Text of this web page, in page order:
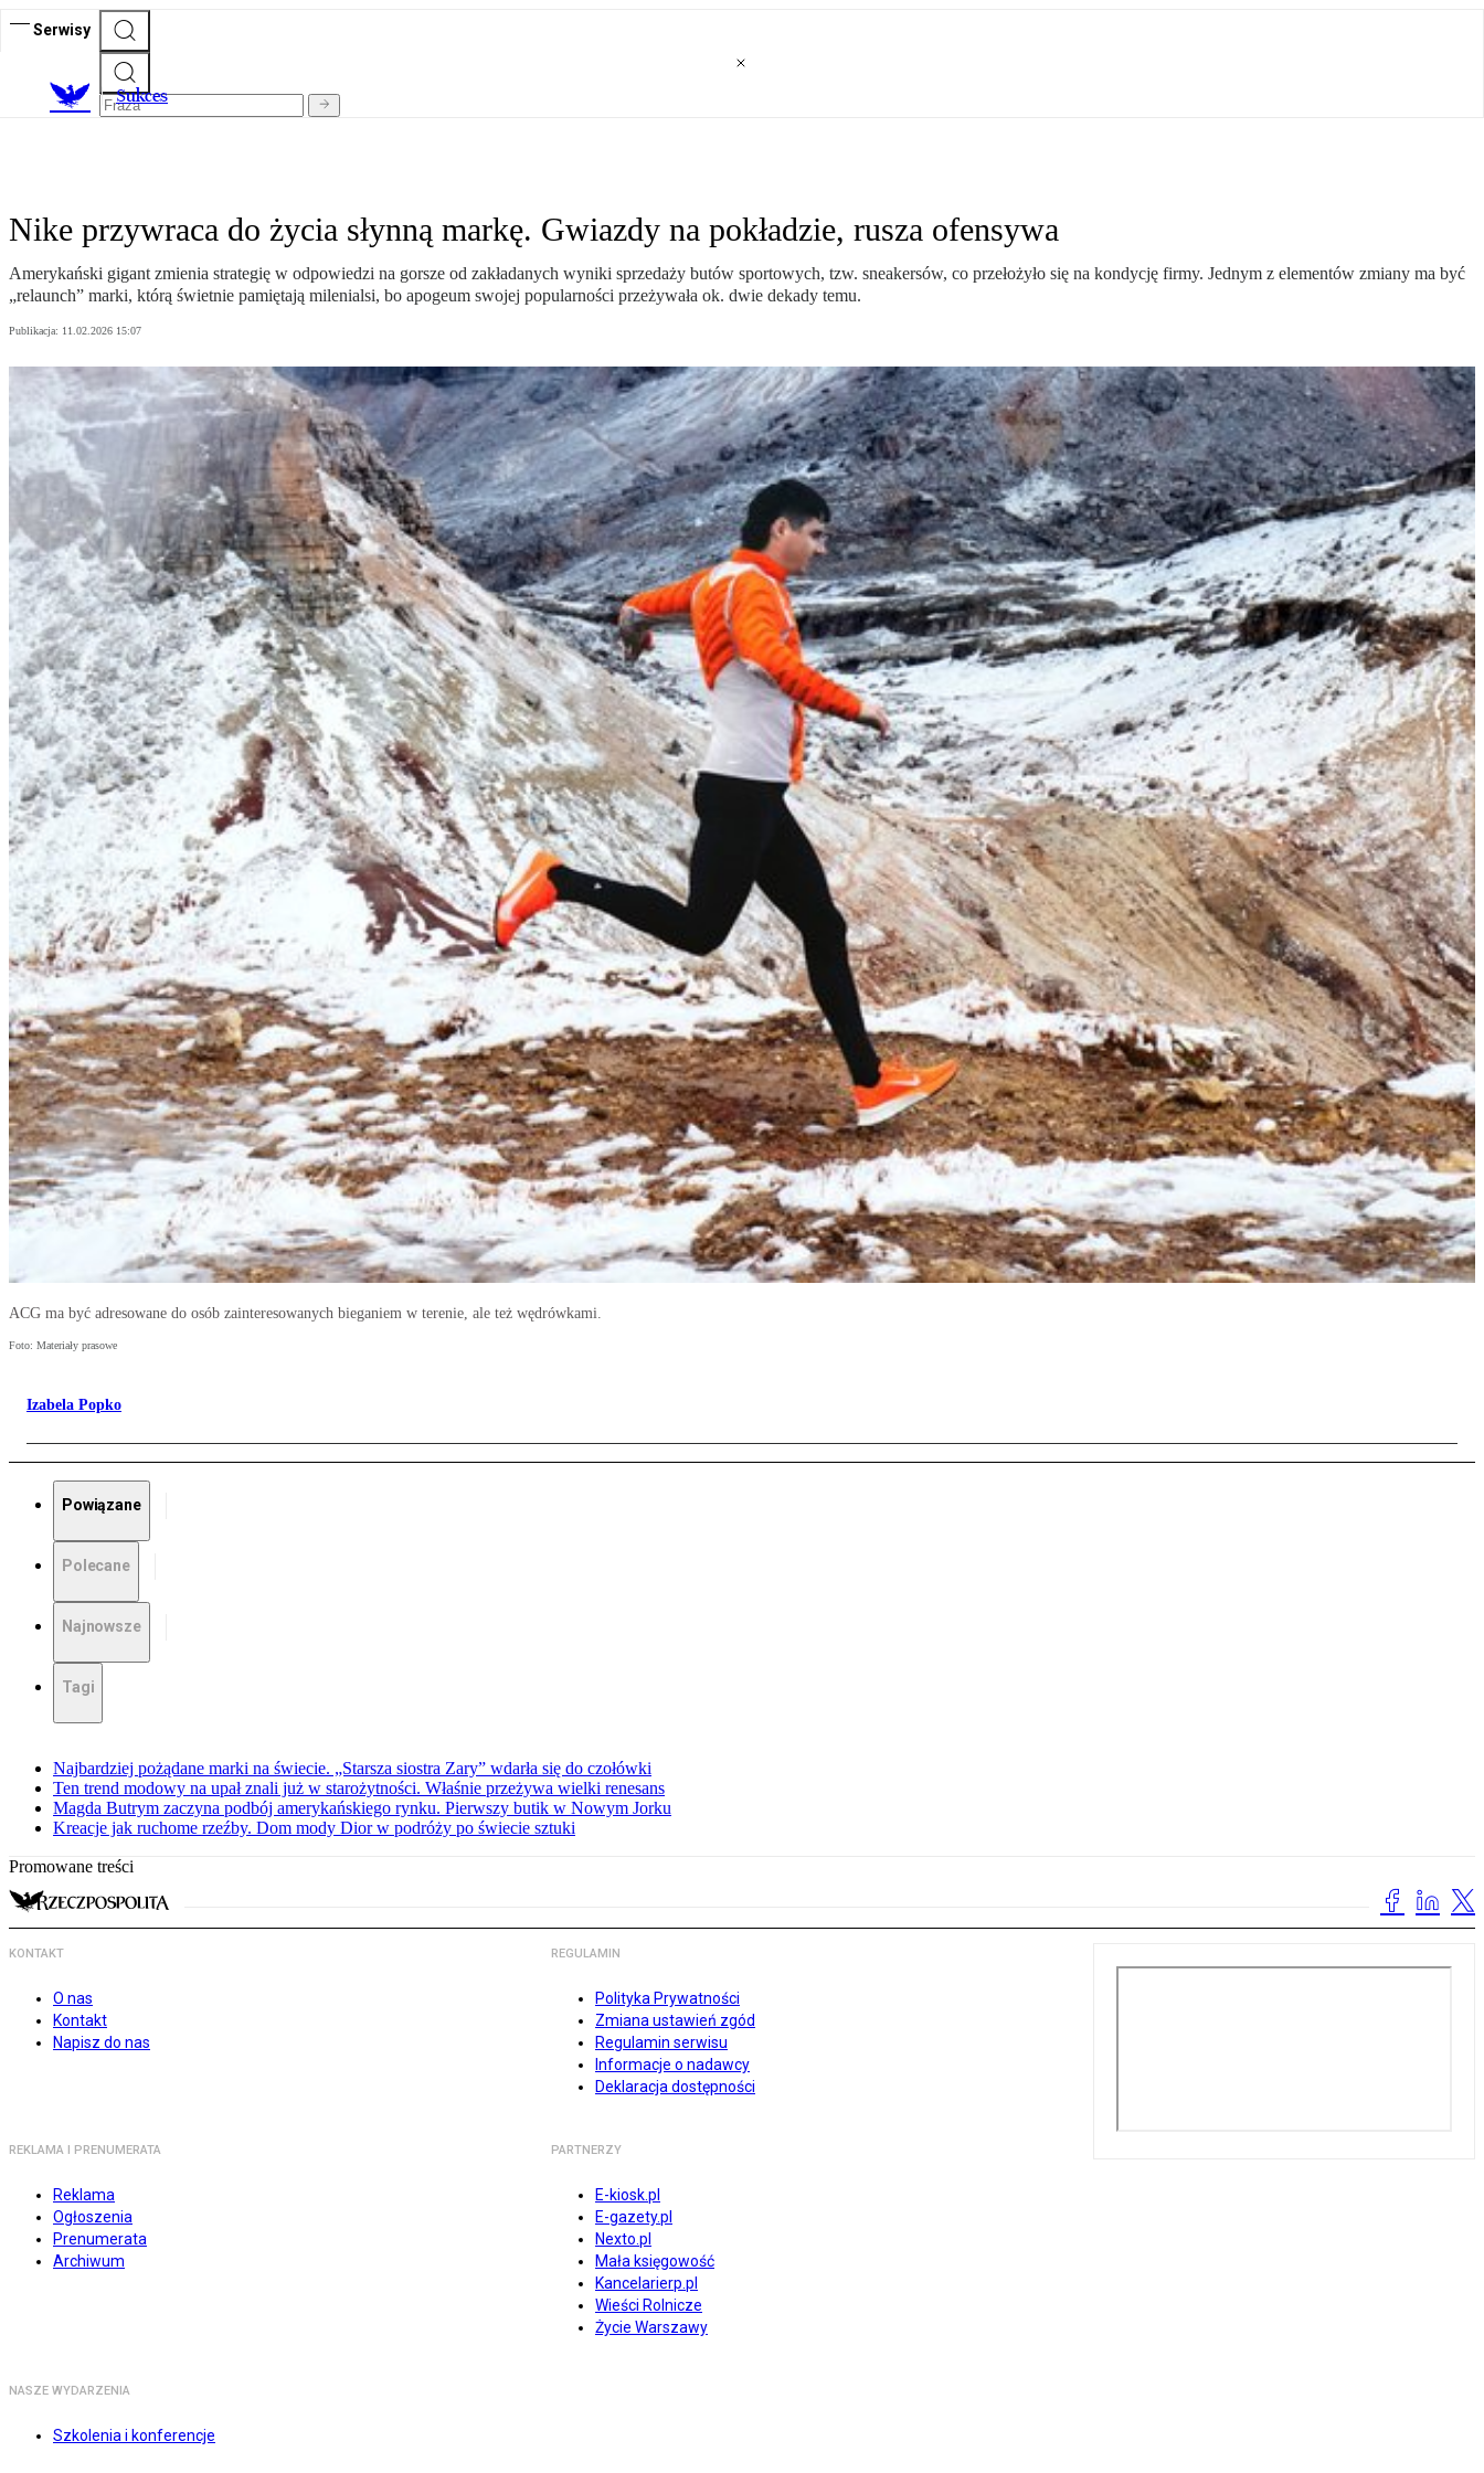
Serwisy
Sukces
Nike przywraca do życia słynną markę. Gwiazdy na pokładzie, rusza ofensywa
Amerykański gigant zmienia strategię w odpowiedzi na gorsze od zakładanych wyniki sprzedaży butów sportowych, tzw. sneakersów, co przełożyło się na kondycję firmy. Jednym z elementów zmiany ma być
„relaunch” marki, którą świetnie pamiętają milenialsi, bo apogeum swojej popularności przeżywała ok. dwie dekady temu.
Publikacja: 11.02.2026 15:07
ACG ma być adresowane do osób zainteresowanych bieganiem w terenie, ale też wędrówkami.
Foto: Materiały prasowe
Izabela Popko
Powiązane
Polecane
Najnowsze
Tagi
Najbardziej pożądane marki na świecie. „Starsza siostra Zary” wdarła się do czołówki
Ten trend modowy na upał znali już w starożytności. Właśnie przeżywa wielki renesans
Magda Butrym zaczyna podbój amerykańskiego rynku. Pierwszy butik w Nowym Jorku
Kreacje jak ruchome rzeźby. Dom mody Dior w podróży po świecie sztuki
Promowane treści
KONTAKT
O nas
Kontakt
Napisz do nas
REGULAMIN
Polityka Prywatności
Zmiana ustawień zgód
Regulamin serwisu
Informacje o nadawcy
Deklaracja dostępności
REKLAMA I PRENUMERATA
Reklama
Ogłoszenia
Prenumerata
Archiwum
PARTNERZY
E-kiosk.pl
E-gazety.pl
Nexto.pl
Mała księgowość
Kancelarierp.pl
Wieści Rolnicze
Życie Warszawy
NASZE WYDARZENIA
Szkolenia i konferencje